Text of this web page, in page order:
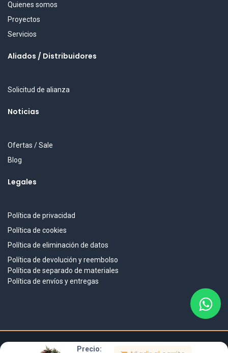
Precio:
Quienes somos
Proyectos
Servicios
Aliados / Distribuidores
Solicitud de alianza
Noticias
Ofertas / Sale
Blog
Legales
Política de privacidad
Política de cookies
Política de eliminación de datos
Política de devolución y reembolso
Política de separado de materiales
Política de envíos y entregas